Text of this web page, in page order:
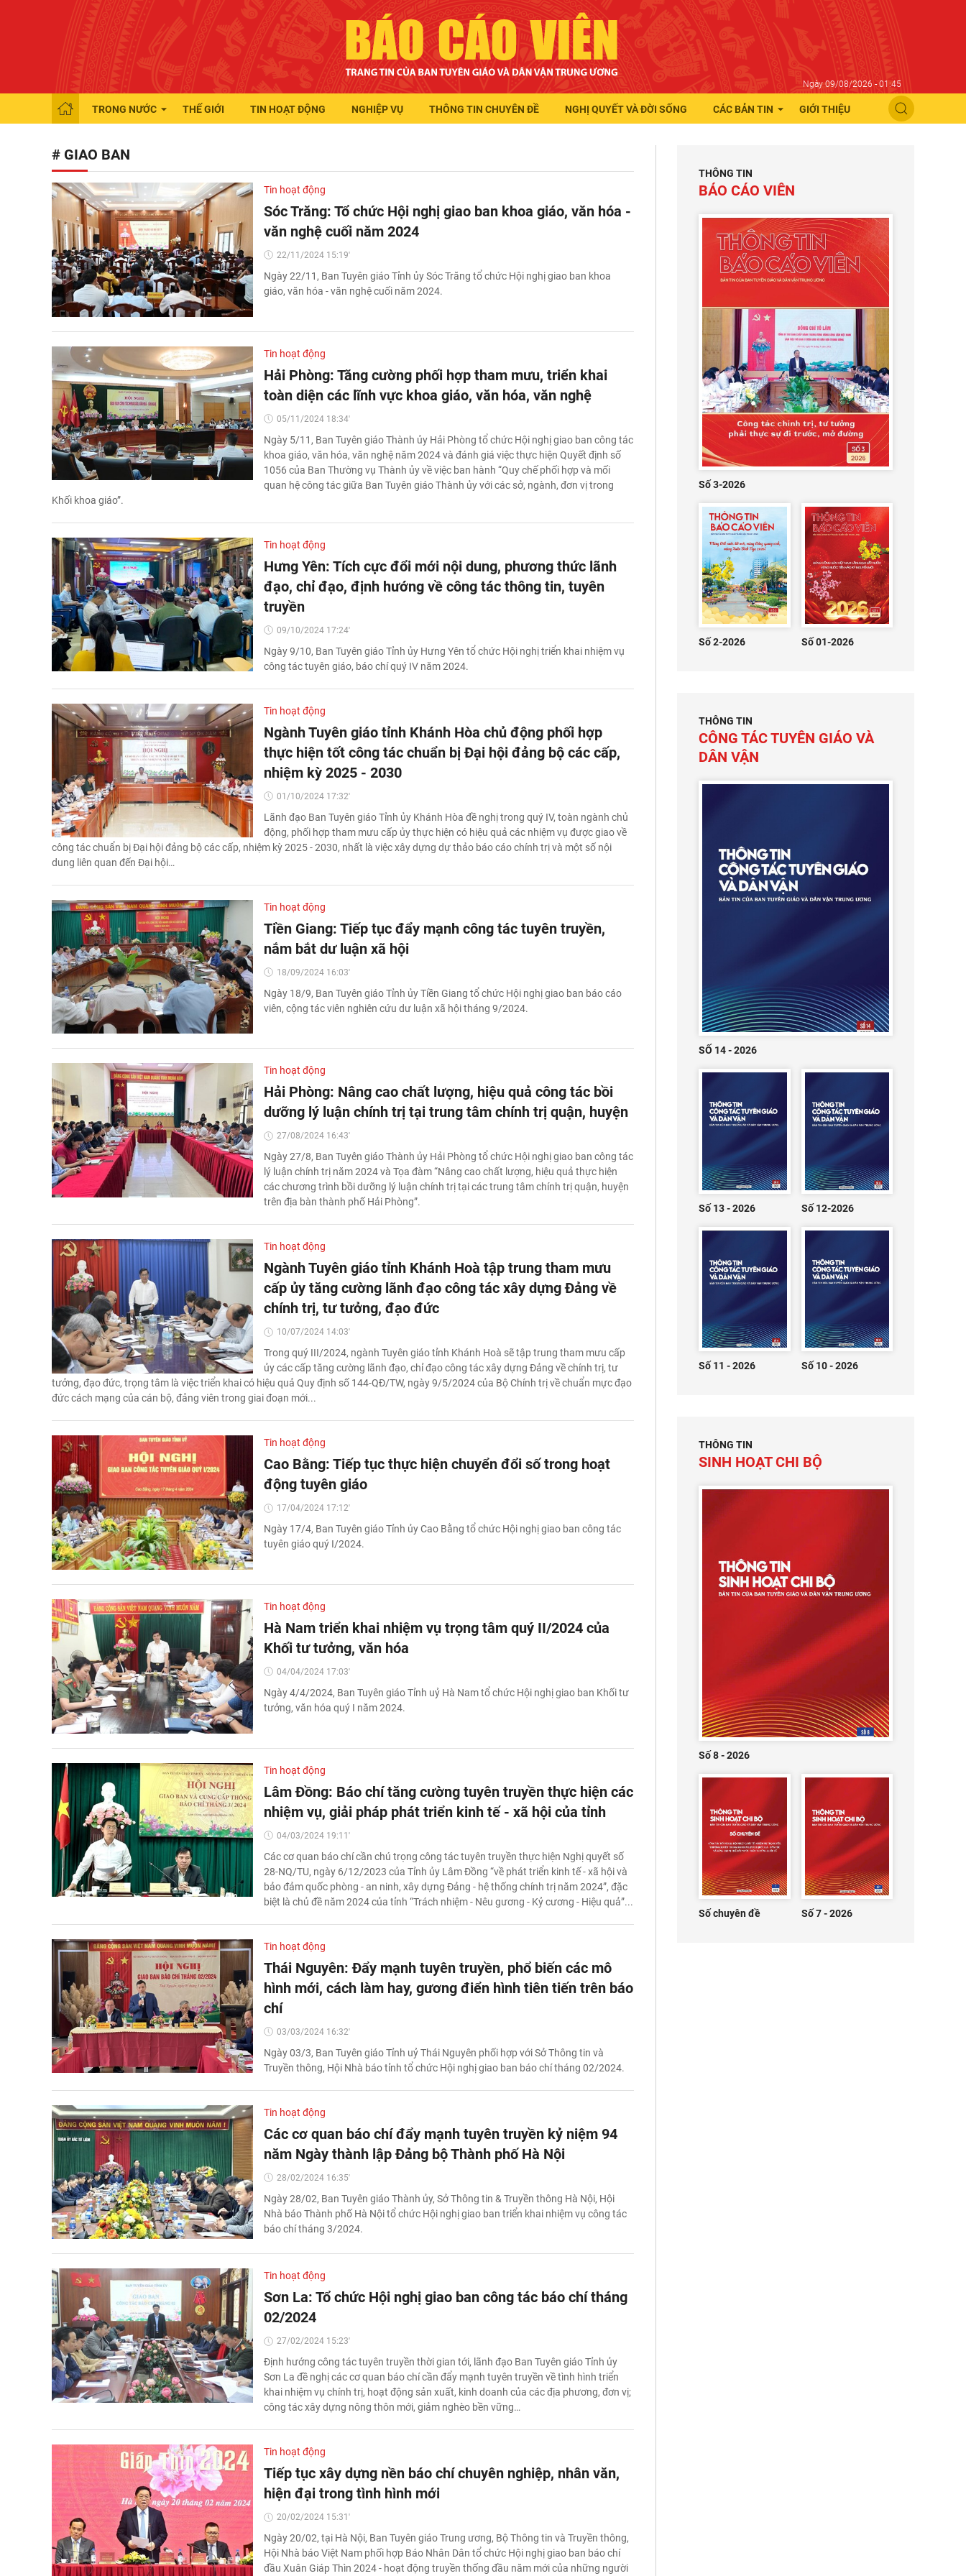
Ngày 09/08/2026 - 01:45
TRONG NƯỚC THẾ GIỚI TIN HOẠT ĐỘNG NGHIỆP VỤ THÔNG TIN CHUYÊN ĐỀ NGHỊ QUYẾT VÀ ĐỜI SỐNG CÁC BẢN TIN GIỚI THIỆU
# GIAO BAN
Tin hoạt động
Sóc Trăng: Tổ chức Hội nghị giao ban khoa giáo, văn hóa -
văn nghệ cuối năm 2024
22/11/2024 15:19'
Ngày 22/11, Ban Tuyên giáo Tỉnh ủy Sóc Trăng tổ chức Hội nghị giao ban khoa
giáo, văn hóa - văn nghệ cuối năm 2024.
Tin hoạt động
Hải Phòng: Tăng cường phối hợp tham mưu, triển khai
toàn diện các lĩnh vực khoa giáo, văn hóa, văn nghệ
05/11/2024 18:34'
Ngày 5/11, Ban Tuyên giáo Thành ủy Hải Phòng tổ chức Hội nghị giao ban công tác
khoa giáo, văn hóa, văn nghệ năm 2024 và đánh giá việc thực hiện Quyết định số
1056 của Ban Thường vụ Thành ủy về việc ban hành “Quy chế phối hợp và mối
quan hệ công tác giữa Ban Tuyên giáo Thành ủy với các sở, ngành, đơn vị trong
Khối khoa giáo”.
Tin hoạt động
Hưng Yên: Tích cực đổi mới nội dung, phương thức lãnh
đạo, chỉ đạo, định hướng về công tác thông tin, tuyên
truyền
09/10/2024 17:24'
Ngày 9/10, Ban Tuyên giáo Tỉnh ủy Hưng Yên tổ chức Hội nghị triển khai nhiệm vụ
công tác tuyên giáo, báo chí quý IV năm 2024.
Tin hoạt động
Ngành Tuyên giáo tỉnh Khánh Hòa chủ động phối hợp
thực hiện tốt công tác chuẩn bị Đại hội đảng bộ các cấp,
nhiệm kỳ 2025 - 2030
01/10/2024 17:32'
Lãnh đạo Ban Tuyên giáo Tỉnh ủy Khánh Hòa đề nghị trong quý IV, toàn ngành chủ
động, phối hợp tham mưu cấp ủy thực hiện có hiệu quả các nhiệm vụ được giao về
công tác chuẩn bị Đại hội đảng bộ các cấp, nhiệm kỳ 2025 - 2030, nhất là việc xây dựng dự thảo báo cáo chính trị và một số nội
dung liên quan đến Đại hội…
Tin hoạt động
Tiền Giang: Tiếp tục đẩy mạnh công tác tuyên truyền,
nắm bắt dư luận xã hội
18/09/2024 16:03'
Ngày 18/9, Ban Tuyên giáo Tỉnh ủy Tiền Giang tổ chức Hội nghị giao ban báo cáo
viên, cộng tác viên nghiên cứu dư luận xã hội tháng 9/2024.
Tin hoạt động
Hải Phòng: Nâng cao chất lượng, hiệu quả công tác bồi
dưỡng lý luận chính trị tại trung tâm chính trị quận, huyện
27/08/2024 16:43'
Ngày 27/8, Ban Tuyên giáo Thành ủy Hải Phòng tổ chức Hội nghị giao ban công tác
lý luận chính trị năm 2024 và Tọa đàm “Nâng cao chất lượng, hiệu quả thực hiện
các chương trình bồi dưỡng lý luận chính trị tại các trung tâm chính trị quận, huyện
trên địa bàn thành phố Hải Phòng”.
Tin hoạt động
Ngành Tuyên giáo tỉnh Khánh Hoà tập trung tham mưu
cấp ủy tăng cường lãnh đạo công tác xây dựng Đảng về
chính trị, tư tưởng, đạo đức
10/07/2024 14:03'
Trong quý III/2024, ngành Tuyên giáo tỉnh Khánh Hoà sẽ tập trung tham mưu cấp
ủy các cấp tăng cường lãnh đạo, chỉ đạo công tác xây dựng Đảng về chính trị, tư
tưởng, đạo đức, trọng tâm là việc triển khai có hiệu quả Quy định số 144-QĐ/TW, ngày 9/5/2024 của Bộ Chính trị về chuẩn mực đạo
đức cách mạng của cán bộ, đảng viên trong giai đoạn mới...
Tin hoạt động
Cao Bằng: Tiếp tục thực hiện chuyển đổi số trong hoạt
động tuyên giáo
17/04/2024 17:12'
Ngày 17/4, Ban Tuyên giáo Tỉnh ủy Cao Bằng tổ chức Hội nghị giao ban công tác
tuyên giáo quý I/2024.
Tin hoạt động
Hà Nam triển khai nhiệm vụ trọng tâm quý II/2024 của
Khối tư tưởng, văn hóa
04/04/2024 17:03'
Ngày 4/4/2024, Ban Tuyên giáo Tỉnh uỷ Hà Nam tổ chức Hội nghị giao ban Khối tư
tưởng, văn hóa quý I năm 2024.
Tin hoạt động
Lâm Đồng: Báo chí tăng cường tuyên truyền thực hiện các
nhiệm vụ, giải pháp phát triển kinh tế - xã hội của tỉnh
04/03/2024 19:11'
Các cơ quan báo chí cần chú trọng công tác tuyên truyền thực hiện Nghị quyết số
28-NQ/TU, ngày 6/12/2023 của Tỉnh ủy Lâm Đồng “về phát triển kinh tế - xã hội và
bảo đảm quốc phòng - an ninh, xây dựng Đảng - hệ thống chính trị năm 2024”, đặc
biệt là chủ đề năm 2024 của tỉnh “Trách nhiệm - Nêu gương - Kỷ cương - Hiệu quả”...
Tin hoạt động
Thái Nguyên: Đẩy mạnh tuyên truyền, phổ biến các mô
hình mới, cách làm hay, gương điển hình tiên tiến trên báo
chí
03/03/2024 16:32'
Ngày 03/3, Ban Tuyên giáo Tỉnh uỷ Thái Nguyên phối hợp với Sở Thông tin và
Truyền thông, Hội Nhà báo tỉnh tổ chức Hội nghị giao ban báo chí tháng 02/2024.
Tin hoạt động
Các cơ quan báo chí đẩy mạnh tuyên truyền kỷ niệm 94
năm Ngày thành lập Đảng bộ Thành phố Hà Nội
28/02/2024 16:35'
Ngày 28/02, Ban Tuyên giáo Thành ủy, Sở Thông tin & Truyền thông Hà Nội, Hội
Nhà báo Thành phố Hà Nội tổ chức Hội nghị giao ban triển khai nhiệm vụ công tác
báo chí tháng 3/2024.
Tin hoạt động
Sơn La: Tổ chức Hội nghị giao ban công tác báo chí tháng
02/2024
27/02/2024 15:23'
Định hướng công tác tuyên truyền thời gian tới, lãnh đạo Ban Tuyên giáo Tỉnh ủy
Sơn La đề nghị các cơ quan báo chí cần đẩy mạnh tuyên truyền về tình hình triển
khai nhiệm vụ chính trị, hoạt động sản xuất, kinh doanh của các địa phương, đơn vị;
công tác xây dựng nông thôn mới, giảm nghèo bền vững…
Tin hoạt động
Tiếp tục xây dựng nền báo chí chuyên nghiệp, nhân văn,
hiện đại trong tình hình mới
20/02/2024 15:31'
Ngày 20/02, tại Hà Nội, Ban Tuyên giáo Trung ương, Bộ Thông tin và Truyền thông,
Hội Nhà báo Việt Nam phối hợp Báo Nhân Dân tổ chức Hội nghị giao ban báo chí
đầu Xuân Giáp Thìn 2024 - hoạt động truyền thống đầu năm mới của những người
THÔNG TIN
BÁO CÁO VIÊN
Số 3-2026
Số 2-2026 Số 01-2026
THÔNG TIN
CÔNG TÁC TUYÊN GIÁO VÀ
DÂN VẬN
SỐ 14 - 2026
Số 13 - 2026 Số 12-2026
Số 11 - 2026 Số 10 - 2026
THÔNG TIN
SINH HOẠT CHI BỘ
Số 8 - 2026
Số chuyên đề Số 7 - 2026